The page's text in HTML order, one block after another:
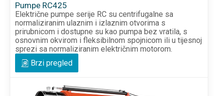
Pumpe RC425
Električne pumpe serije RC su centrifugalne sa
normaliziranim ulaznim i izlaznim otvorima s
prirubnicom i dostupne su kao pumpa bez vratila, s
osnovnim okvirom i fleksibilnom spojnicom ili u tijesnoj
sprezi sa normaliziranim električnim motorom.
Brzi pregled